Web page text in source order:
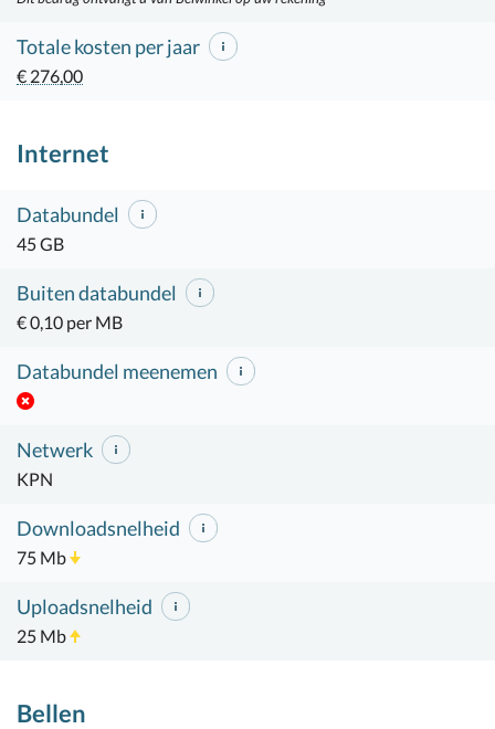
Totale kosten per jaar
€ 276,00
Internet
Databundel
45 GB
Buiten databundel
€ 0,10 per MB
Databundel meenemen
Netwerk
KPN
Downloadsnelheid
75 Mb
Uploadsnelheid
25 Mb
Bellen